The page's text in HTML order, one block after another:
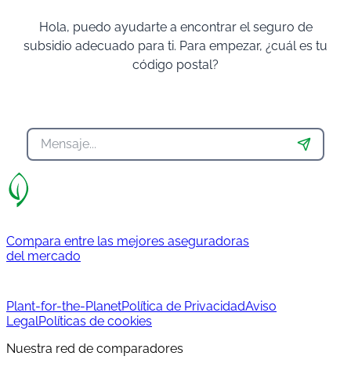
Hola, puedo ayudarte a encontrar el seguro de
subsidio adecuado para ti. Para empezar, ¿cuál es tu
código postal?
Compara entre las mejores aseguradoras
del mercado
Plant-for-the-PlanetPolítica de PrivacidadAviso
LegalPolíticas de cookies
Nuestra red de comparadores